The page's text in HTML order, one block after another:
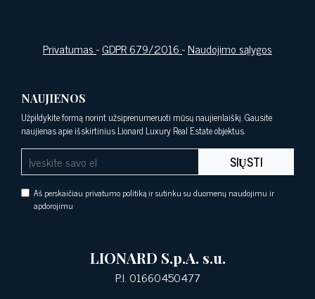
Privatumas-GDPR 679/2016-Naudojimo sąlygos
NAUJIENOS
Užpildykite formą norint užsiprenumeruoti mūsų naujienlaiškį. Gausite
naujienas apie išskirtinius Lionard Luxury Real Estate objektus.
SIŲSTI
Aš perskaičiau privatumo politiką ir sutinku su duomenų naudojimu ir
apdorojimu
LIONARD S.p.A. s.u.
P.I. 01660450477